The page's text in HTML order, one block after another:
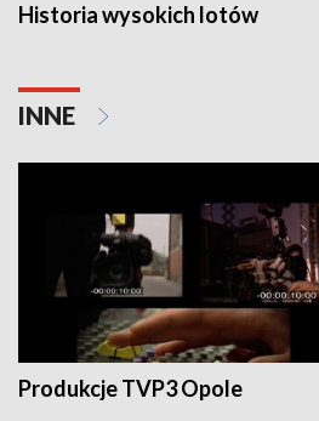
Historia wysokich lotów
INNE
Produkcje TVP3 Opole